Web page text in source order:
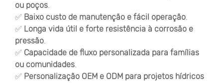
ou poços.
✅ Baixo custo de manutenção e fácil operação.
✅ Longa vida útil e forte resistência à corrosão e
pressão.
✅ Capacidade de fluxo personalizada para famílias
ou comunidades.
✅ Personalização OEM e ODM para projetos hídricos